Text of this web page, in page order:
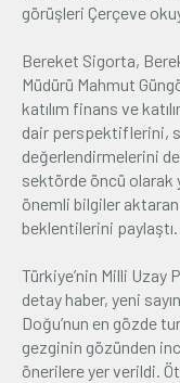
görüşleri Çerçeve
Bereket Sigorta,
Müdürü Mahmut
katılım finans ve
dair perspektiflerini,
değerlendirmelerini
sektörde öncü olarak
önemli bilgiler
beklentilerini paylaştı.
Türkiye’nin Milli Uzay
detay haber, yeni
Doğu’nun en gözde
gezginin gözünden
önerilere yer verildi.